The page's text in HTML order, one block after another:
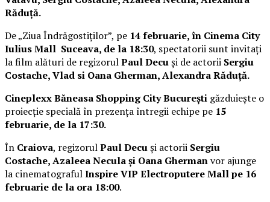
Răduță.
De „Ziua Îndrăgostiților”, pe 14 februarie, în Cinema City
Iulius Mall Suceava, de la 18:30, spectatorii sunt invitați
la film alături de regizorulPaul Decuși de actorii Sergiu
Costache, Vlad si Oana Gherman, Alexandra Răduță.
Cineplexx Băneasa Shopping City București găzduiește o
proiecție specială în prezența întregii echipe pe 15
februarie, de la 17:30.
În Craiova, regizorulPaul Decuși actorii Sergiu
Costache, Azaleea Necula și Oana Ghermanvor ajunge
la cinematografulInspire VIP Electroputere Mall pe 16
februarie de la ora 18:00.